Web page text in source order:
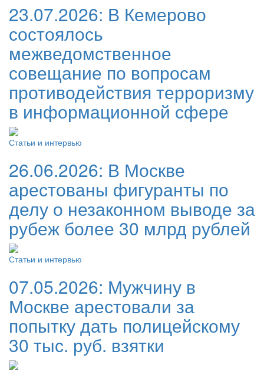
23.07.2026: В Кемерово
состоялось
межведомственное
совещание по вопросам
противодействия терроризму
в информационной сфере
Статьи и интервью
26.06.2026: В Москве
арестованы фигуранты по
делу о незаконном выводе за
рубеж более 30 млрд рублей
Статьи и интервью
07.05.2026: Мужчину в
Москве арестовали за
попытку дать полицейскому
30 тыс. руб. взятки